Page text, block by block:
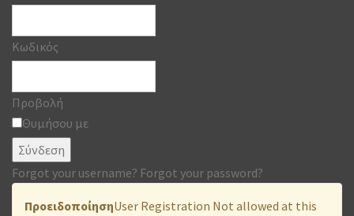
Κωδικός
Προβολή
Θυμήσου με
Σύνδεση
Forgot your username? Forgot your password?
ΠροειδοποίησηUser Registration Not allowed at this